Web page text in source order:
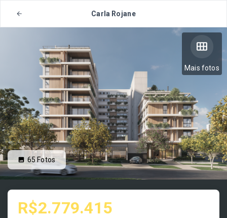
Carla Rojane
Mais fotos
65 Fotos
R$2.779.415